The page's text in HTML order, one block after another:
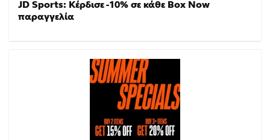
JD Sports: Κέρδισε -10% σε κάθε Box Now
παραγγελία